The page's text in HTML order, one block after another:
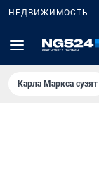
НЕДВИЖИМОСТЬ
Карла Маркса сузят